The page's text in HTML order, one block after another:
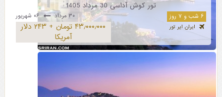
تور کوش آداسی 30 مرداد 1405
۶ شب و ۷ روز ۳۰ مرداد ۰۶ شهریور
ایران ایر تور
۴۳٫۰۰۰٫۰۰۰ تومان + ۲۴۳ دلار
آمریکا